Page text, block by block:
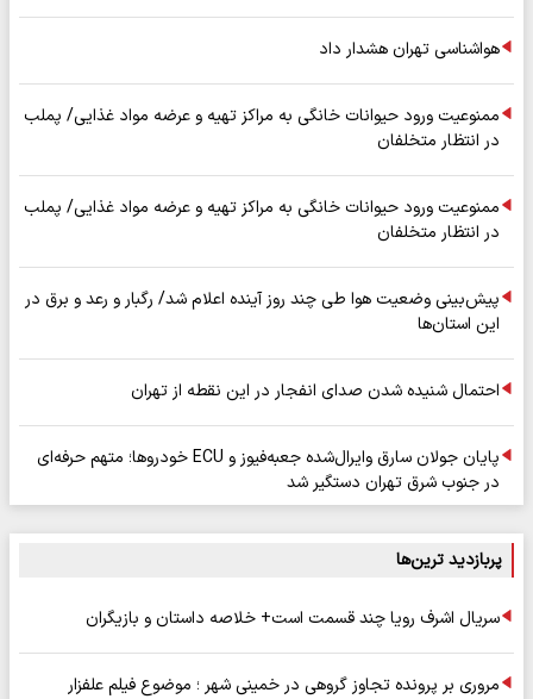
هواشناسی تهران هشدار داد
ممنوعیت ورود حیوانات خانگی به مراکز تهیه و عرضه مواد غذایی/ پملب
در انتظار متخلفان
ممنوعیت ورود حیوانات خانگی به مراکز تهیه و عرضه مواد غذایی/ پملب
در انتظار متخلفان
پیش‌بینی وضعیت هوا طی چند روز آینده اعلام شد/ رگبار و رعد و برق در
این استان‌ها
احتمال شنیده شدن صدای انفجار در این نقطه از تهران
پایان جولان سارق وایرال‌شده جعبه‌فیوز و ECU خودروها؛ متهم حرفه‌ای
در جنوب شرق تهران دستگیر شد
پربازدید ترین‌ها
سریال اشرف رویا چند قسمت است+ خلاصه داستان و بازیگران
مروری بر پرونده تجاوز گروهی در خمینی شهر ؛ موضوع فیلم علفزار